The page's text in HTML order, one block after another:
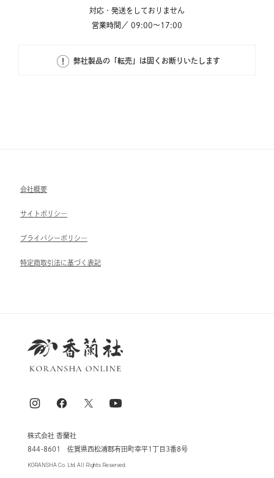
対応・発送をしておりません
営業時間／ 09:00～17:00
弊社製品の「転売」は固くお断りいたします
会社概要
サイトポリシ―
ブライパシーポリシ―
特定商取引法に基づく表記
株式会社 香蘭社
844-8601 佐賀県西松浦郡有田町幸平1丁目3番8号
KORANSHA Co. Ltd. All Rights Reserved.